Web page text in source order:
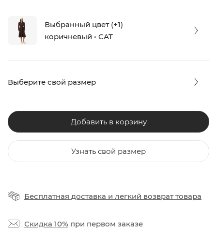
Выбранный цвет (+1)
коричневый • CAT
Выберите свой размер
Добавить в корзину
Узнать свой размер
Бесплатная доставка и легкий возврат товара
Скидка 10% при первом заказе